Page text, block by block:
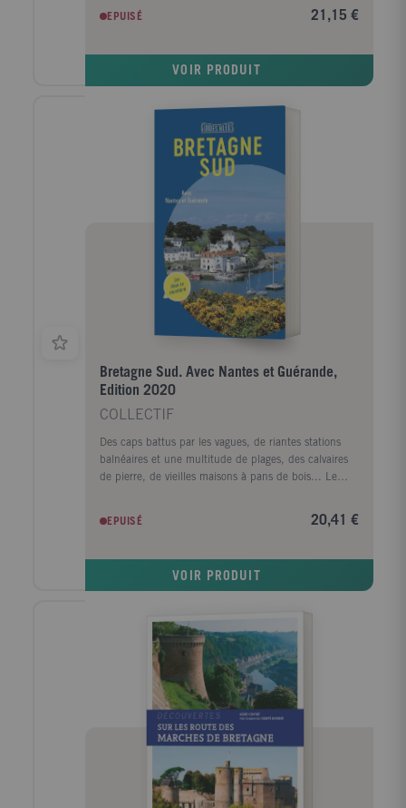
histoires des calvaires sculptés, entonnez les chants
clés pour comprendre l’histoire, l’art, les paysages et
d’une région qui abrite la capitale de la coquille
Saint-Jacques (Erquy) - Des visites guidées dans les
villes et les abbayes, des randonnées dans l’arrière-
pays, des excursions dans les îles, Ouessant
couronnée de phares, Bréhat l’île aux fleurs, des
sorties ornithologiques aux Sept-Îles ou au cap
Fréhel. - Nos adresses préférées d’hébergement et de
restaurants. - Des cartes détaillées de chaque région
et des principales villes. Retrouvez-nous sur
Facebook : www.facebook.com/GuidesBleus et sur
YouTube, Guides Bleus
EPUISÉ 21,15 €
VOIR PRODUIT
Bretagne Sud. Avec Nantes et Guérande,
Edition 2020
COLLECTIF
Des caps battus par les vagues, de riantes stations
balnéaires et une multitude de plages, des calvaires
de pierre, de vieilles maisons à pans de bois... Le
région entre terre et mer. Déchiffrez les mystères des
mégalithes de Carnac, partez sur les traces de la fée
du golfe du Morbihan et émerveillez-vous devant les
EPUISÉ 20,41 €
VOIR PRODUIT